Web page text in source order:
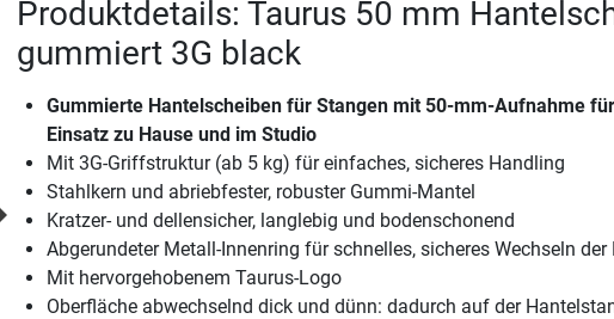
Produktdetails: Taurus 50 mm
gummiert 3G black
Gummierte Hantelscheiben für Stangen mit 50-mm-Aufnahme
Einsatz zu Hause und im Studio
Mit 3G-Griffstruktur (ab 5 kg) für einfaches, sicheres Handling
Stahlkern und abriebfester, robuster Gummi-Mantel
Kratzer- und dellensicher, langlebig und bodenschonend
Abgerundeter Metall-Innenring für schnelles, sicheres Wechseln der
Mit hervorgehobenem Taurus-Logo
Oberfläche abwechselnd dick und dünn: dadurch auf der